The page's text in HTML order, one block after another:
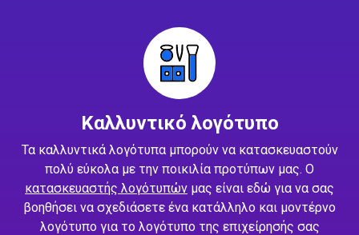
Καλλυντικό λογότυπο
Τα καλλυντικά λογότυπα μπορούν να κατασκευαστούν
πολύ εύκολα με την ποικιλία προτύπων μας. Ο
κατασκευαστής λογότυπών μας είναι εδώ για να σας
βοηθήσει να σχεδιάσετε ένα κατάλληλο και μοντέρνο
λογότυπο για το λογότυπο της επιχείρησής σας